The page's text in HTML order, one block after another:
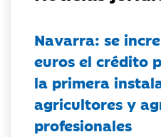
Navarra: se
euros el crédito
la primera
agricultores y
profesionales